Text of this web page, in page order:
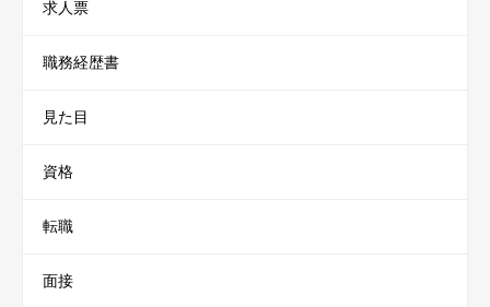
求人票
職務経歴書
見た目
資格
転職
面接